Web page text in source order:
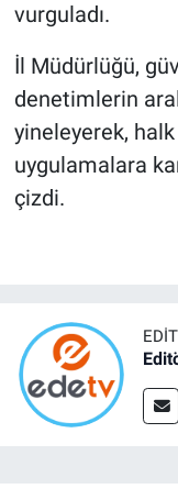
vurguladı.
İl Müdürlüğü,
denetimlerin
yineleyerek, halk
uygulamalara
çizdi.